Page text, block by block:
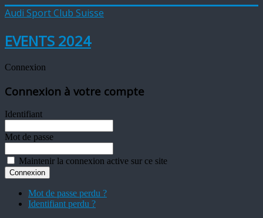
Audi Sport Club Suisse
EVENTS 2024
Connexion
Connexion à votre compte
Identifiant
Mot de passe
Maintenir la connexion active sur ce site
Mot de passe perdu ?
Identifiant perdu ?